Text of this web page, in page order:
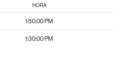
HORA
1:50:00 PM
1:30:00 PM